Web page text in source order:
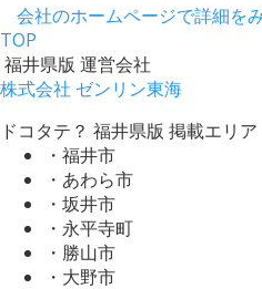
会社のホームページで詳細を
TOP
福井県版 運営会社
株式会社 ゼンリン東海
ドコタテ？ 福井県版 掲載エリア
・福井市
・あわら市
・坂井市
・永平寺町
・勝山市
・大野市